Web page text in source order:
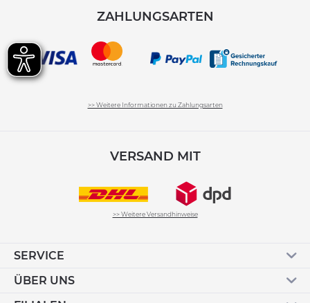
ZAHLUNGSARTEN
>> Weitere Informationen zu Zahlungsarten
VERSAND MIT
>> Weitere Versandhinweise
SERVICE
ÜBER UNS